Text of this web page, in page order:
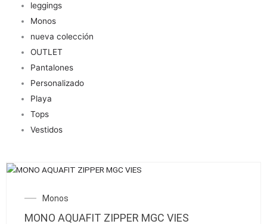
leggings
Monos
nueva colección
OUTLET
Pantalones
Personalizado
Playa
Tops
Vestidos
Este
múltiples
Monos
MONO AQUAFIT ZIPPER MGC VIES